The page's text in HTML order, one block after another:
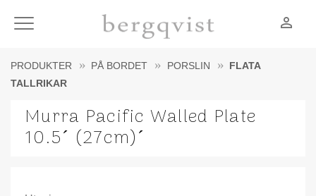
Meny person_outline
PRODUKTER PÅ BORDET PORSLIN
FLATA
TALLRIKAR
Murra Pacific Walled Plate
10.5´ (27cm)´